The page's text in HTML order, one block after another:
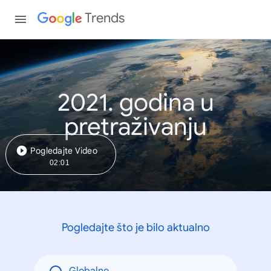
Trends
2021. godina u
pretraživanju
Pogledajte Video
02:01
Pogledajte što je bilo aktualno